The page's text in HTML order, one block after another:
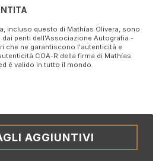
incluso questo di Mathías Olivera, sono
periti dell'Associazione Autografia -
che ne garantiscono l'autenticità e
COA-R della firma di Mathías
è valido in tutto il mondo.
AGGIUNTIVI